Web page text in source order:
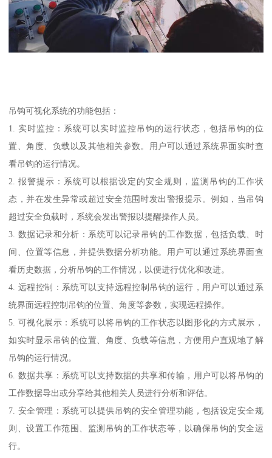
吊钩可视化系统的功能包括：
1. 实时监控：系统可以实时监控吊钩的运行状态，包括吊钩的位
置、角度、负载以及其他相关参数。用户可以通过系统界面实时查
看吊钩的运行情况。
2. 报警提示：系统可以根据设定的安全规则，监测吊钩的工作状
态，并在发生异常或超过安全范围时发出警报提示。例如，当吊钩
超过安全负载时，系统会发出警报以提醒操作人员。
3. 数据记录和分析：系统可以记录吊钩的工作数据，包括负载、时
间、位置等信息，并提供数据分析功能。用户可以通过系统界面查
看历史数据，分析吊钩的工作情况，以便进行优化和改进。
4. 远程控制：系统可以支持远程控制吊钩的运行，用户可以通过系
统界面远程控制吊钩的位置、角度等参数，实现远程操作。
5. 可视化展示：系统可以将吊钩的工作状态以图形化的方式展示，
如实时显示吊钩的位置、角度、负载等信息，方便用户直观地了解
吊钩的运行情况。
6. 数据共享：系统可以支持数据的共享和传输，用户可以将吊钩的
工作数据导出或分享给其他相关人员进行分析和评估。
7. 安全管理：系统可以提供吊钩的安全管理功能，包括设定安全规
则、设置工作范围、监测吊钩的工作状态等，以确保吊钩的安全运
行。